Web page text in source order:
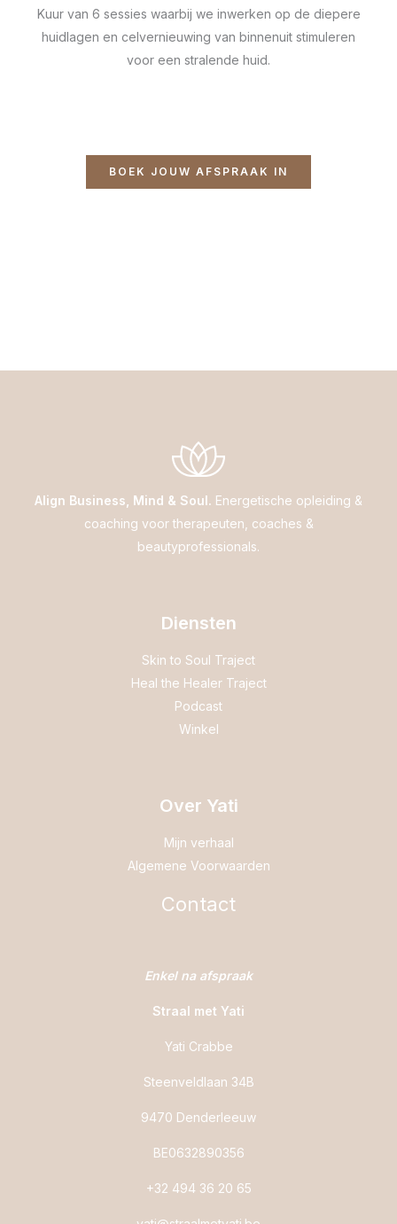
Kuur van 6 sessies waarbij we inwerken op de diepere
huidlagen en celvernieuwing van binnenuit stimuleren
voor een stralende huid.
BOEK JOUW AFSPRAAK IN
Align Business, Mind & Soul. Energetische opleiding &
coaching voor therapeuten, coaches &
beautyprofessionals.
Diensten
Skin to Soul Traject
Heal the Healer Traject
Podcast
Winkel
Over Yati
Mijn verhaal
Algemene Voorwaarden
Contact
Enkel na afspraak
Straal met Yati
Yati Crabbe
Steenveldlaan 34B
9470 Denderleeuw
BE0632890356
+32 494 36 20 65